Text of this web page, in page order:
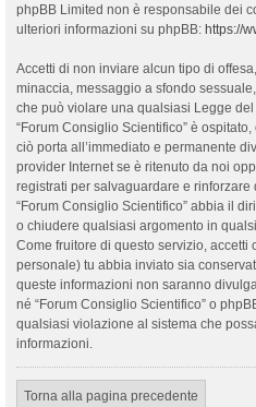
phpBB Limited non è responsabile dei
ulteriori informazioni su phpBB: https://
Accetti di non inviare alcun tipo di
minaccia, messaggio a sfondo
che può violare una qualsiasi Legge
“Forum Consiglio Scientifico” è
ciò porta all’immediato e permanente
provider Internet se è ritenuto da noi
registrati per salvaguardare e rinforzare
“Forum Consiglio Scientifico” abbia il
o chiudere qualsiasi argomento in
Come fruitore di questo servizio, accetti
personale) tu abbia inviato sia
queste informazioni non saranno
né “Forum Consiglio Scientifico” o
qualsiasi violazione al sistema che
informazioni.
Torna alla pagina precedente